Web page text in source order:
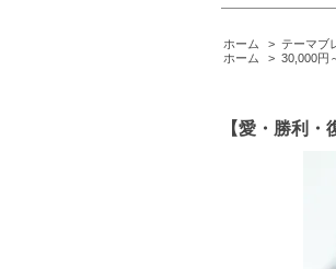
ホーム > テーマブ
ホーム
> 30,000円
【愛・勝利